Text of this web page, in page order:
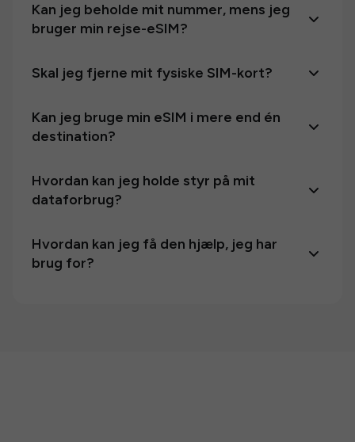
Kan jeg beholde mit nummer, mens jeg
bruger min rejse-eSIM?
Skal jeg fjerne mit fysiske SIM-kort?
Kan jeg bruge min eSIM i mere end én
destination?
Hvordan kan jeg holde styr på mit
dataforbrug?
Hvordan kan jeg få den hjælp, jeg har
brug for?